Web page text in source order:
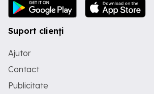
Suport clienți
Ajutor
Contact
Publicitate